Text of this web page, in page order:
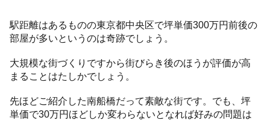
駅距離はあるものの東京都中央区で坪単価300万円前後の
部屋が多いというのは奇跡でしょう。
大規模な街づくりですから街びらき後のほうが評価が高
まることはたしかでしょう。
先ほどご紹介した南船橋だって素敵な街です。でも、坪
単価で30万円ほどしか変わらないとなれば好みの問題は